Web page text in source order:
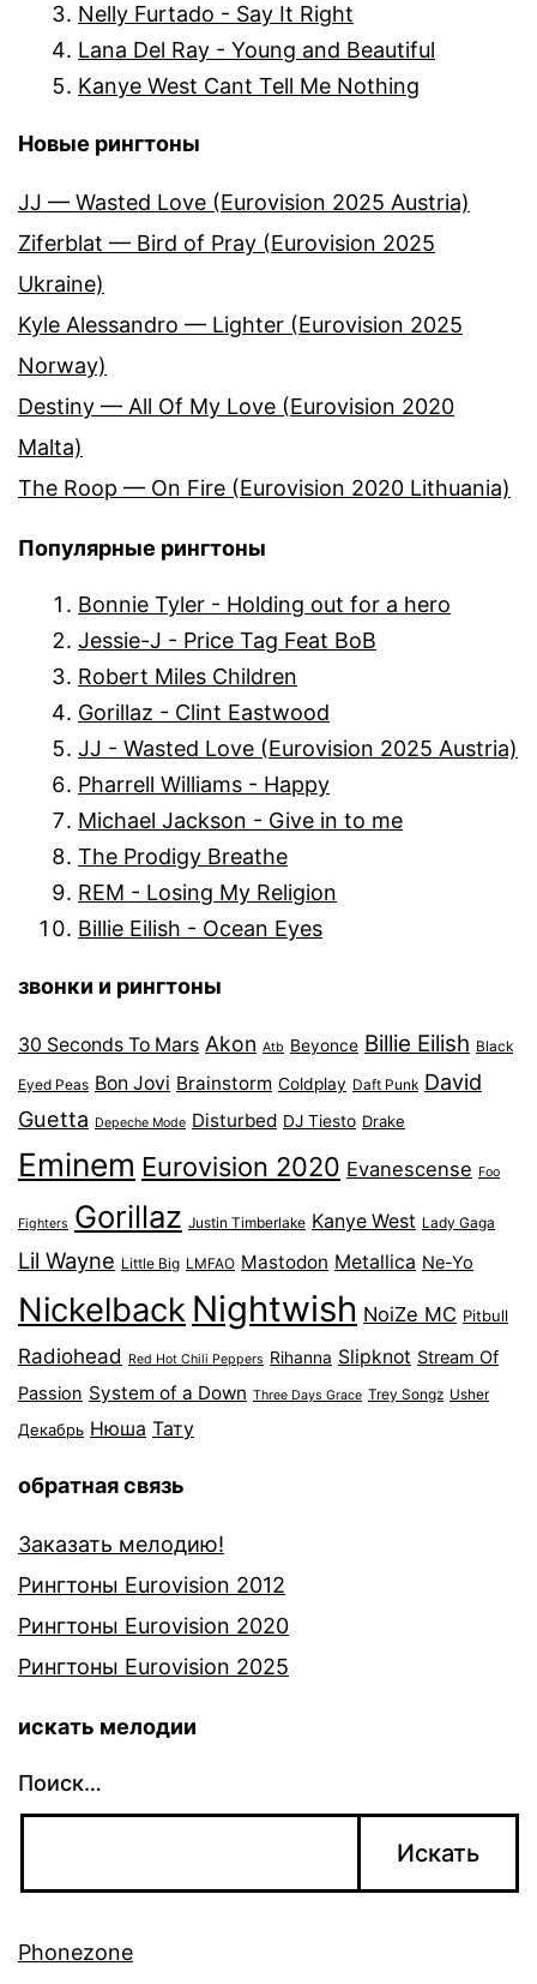
Nelly Furtado - Say It Right
Lana Del Ray - Young and Beautiful
Kanye West Cant Tell Me Nothing
Новые рингтоны
JJ — Wasted Love (Eurovision 2025 Austria)
Ziferblat — Bird of Pray (Eurovision 2025
Ukraine)
Kyle Alessandro — Lighter (Eurovision 2025
Norway)
Destiny — All Of My Love (Eurovision 2020
Malta)
The Roop — On Fire (Eurovision 2020 Lithuania)
Популярные рингтоны
Bonnie Tyler - Holding out for a hero
Jessie-J - Price Tag Feat BoB
Robert Miles Children
Gorillaz - Clint Eastwood
JJ - Wasted Love (Eurovision 2025 Austria)
Pharrell Williams - Happy
Michael Jackson - Give in to me
The Prodigy Breathe
REM - Losing My Religion
Billie Eilish - Ocean Eyes
звонки и рингтоны
30 Seconds To Mars Akon Atb Beyonce Billie Eilish Black
Eyed Peas Bon Jovi Brainstorm Coldplay Daft Punk David
Guetta Depeche Mode Disturbed DJ Tiesto Drake
Eminem Eurovision 2020 Evanescense Foo
Fighters Gorillaz Justin Timberlake Kanye West Lady Gaga
Lil Wayne Little Big LMFAO Mastodon Metallica Ne-Yo
Nickelback Nightwish NoiZe MC Pitbull
Radiohead Red Hot Chili Peppers Rihanna Slipknot Stream Of
Passion System of a Down Three Days Grace Trey Songz Usher
Декабрь Нюша Тату
обратная связь
Заказать мелодию!
Рингтоны Eurovision 2012
Рингтоны Eurovision 2020
Рингтоны Eurovision 2025
искать мелодии
Поиск…
Phonezone